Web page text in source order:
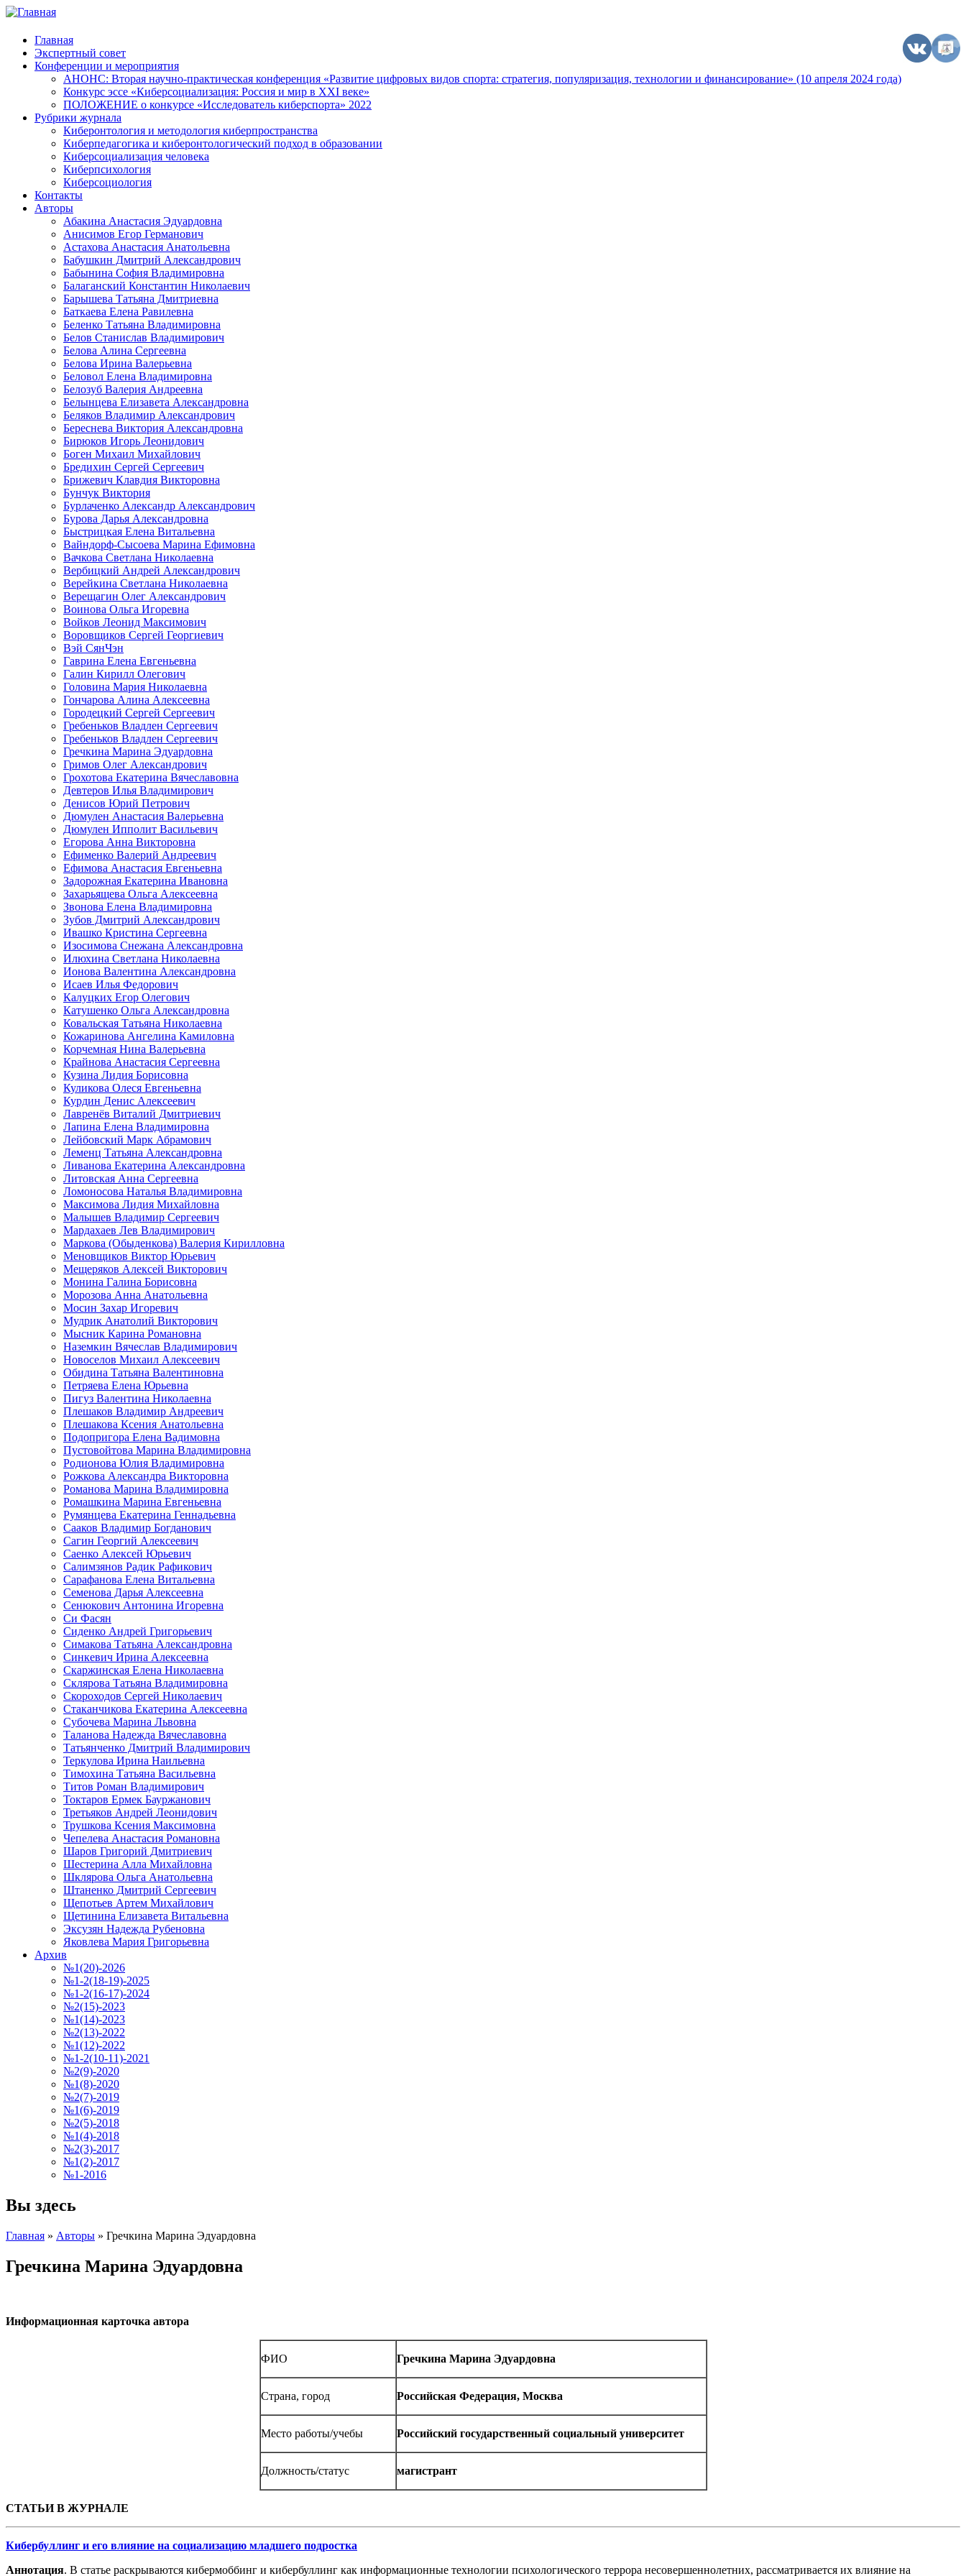
Главная
Экспертный совет
Конференции и мероприятия
АНОНС: Вторая научно-практическая конференция «Развитие цифровых видов спорта: стратегия, популяризация, технологии и финансирование» (10 апреля 2024 года)
Конкурс эссе «Киберсоциализация: Россия и мир в XXI веке»
ПОЛОЖЕНИЕ о конкурсе «Исследователь киберспорта» 2022
Рубрики журнала
Киберонтология и методология киберпространства
Киберпедагогика и киберонтологический подход в образовании
Киберсоциализация человека
Киберпсихология
Киберсоциология
Контакты
Авторы
Абакина Анастасия Эдуардовна
Анисимов Егор Германович
Астахова Анастасия Анатольевна
Бабушкин Дмитрий Александрович
Бабынина София Владимировна
Балаганский Константин Николаевич
Барышева Татьяна Дмитриевна
Баткаева Елена Равилевна
Беленко Татьяна Владимировна
Белов Станислав Владимирович
Белова Алина Сергеевна
Белова Ирина Валерьевна
Беловол Елена Владимировна
Белозуб Валерия Андреевна
Белынцева Елизавета Александровна
Беляков Владимир Александрович
Береснева Виктория Александровна
Бирюков Игорь Леонидович
Боген Михаил Михайлович
Бредихин Сергей Сергеевич
Брижевич Клавдия Викторовна
Бунчук Виктория
Бурлаченко Александр Александрович
Бурова Дарья Александровна
Быстрицкая Елена Витальевна
Вайндорф-Сысоева Марина Ефимовна
Вачкова Светлана Николаевна
Вербицкий Андрей Александрович
Верейкина Светлана Николаевна
Верещагин Олег Александрович
Воинова Ольга Игоревна
Войков Леонид Максимович
Воровщиков Сергей Георгиевич
Вэй СянЧэн
Гаврина Елена Евгеньевна
Галин Кирилл Олегович
Головина Мария Николаевна
Гончарова Алина Алексеевна
Городецкий Сергей Сергеевич
Гребеньков Владлен Сергеевич
Гребеньков Владлен Сергеевич
Гречкина Марина Эдуардовна
Гримов Олег Александрович
Грохотова Екатерина Вячеславовна
Девтеров Илья Владимирович
Денисов Юрий Петрович
Дюмулен Анастасия Валерьевна
Дюмулен Ипполит Васильевич
Егорова Анна Викторовна
Ефименко Валерий Андреевич
Ефимова Анастасия Евгеньевна
Задорожная Екатерина Ивановна
Захарьящева Ольга Алексеевна
Звонова Елена Владимировна
Зубов Дмитрий Александрович
Ивашко Кристина Сергеевна
Изосимова Снежана Александровна
Илюхина Светлана Николаевна
Ионова Валентина Александровна
Исаев Илья Федорович
Калуцких Егор Олегович
Катушенко Ольга Александровна
Ковальская Татьяна Николаевна
Кожаринова Ангелина Камиловна
Корчемная Нина Валерьевна
Крайнова Анастасия Сергеевна
Кузина Лидия Борисовна
Куликова Олеся Евгеньевна
Курдин Денис Алексеевич
Лавренёв Виталий Дмитриевич
Лапина Елена Владимировна
Лейбовский Марк Абрамович
Леменц Татьяна Александровна
Ливанова Екатерина Александровна
Литовская Анна Сергеевна
Ломоносова Наталья Владимировна
Максимова Лидия Михайловна
Малышев Владимир Сергеевич
Мардахаев Лев Владимирович
Маркова (Обыденкова) Валерия Кирилловна
Меновщиков Виктор Юрьевич
Мещеряков Алексей Викторович
Монина Галина Борисовна
Морозова Анна Анатольевна
Мосин Захар Игоревич
Мудрик Анатолий Викторович
Мысник Карина Романовна
Наземкин Вячеслав Владимирович
Новоселов Михаил Алексеевич
Обидина Татьяна Валентиновна
Петряева Елена Юрьевна
Пигуз Валентина Николаевна
Плешаков Владимир Андреевич
Плешакова Ксения Анатольевна
Подопригора Елена Вадимовна
Пустовойтова Марина Владимировна
Родионова Юлия Владимировна
Рожкова Александра Викторовна
Романова Марина Владимировна
Ромашкина Марина Евгеньевна
Румянцева Екатерина Геннадьевна
Сааков Владимир Богданович
Сагин Георгий Алексеевич
Саенко Алексей Юрьевич
Салимзянов Радик Рафикович
Сарафанова Елена Витальевна
Семенова Дарья Алексеевна
Сенюкович Антонина Игоревна
Си Фасян
Сиденко Андрей Григорьевич
Симакова Татьяна Александровна
Синкевич Ирина Алексеевна
Скаржинская Елена Николаевна
Склярова Татьяна Владимировна
Скороходов Сергей Николаевич
Стаканчикова Екатерина Алексеевна
Субочева Марина Львовна
Таланова Надежда Вячеславовна
Татьянченко Дмитрий Владимирович
Теркулова Ирина Наильевна
Тимохина Татьяна Васильевна
Титов Роман Владимирович
Токтаров Ермек Бауржанович
Третьяков Андрей Леонидович
Трушкова Ксения Максимовна
Чепелева Анастасия Романовна
Шаров Григорий Дмитриевич
Шестерина Алла Михайловна
Шклярова Ольга Анатольевна
Штаненко Дмитрий Сергеевич
Щепотьев Артем Михайлович
Щетинина Елизавета Витальевна
Эксузян Надежда Рубеновна
Яковлева Мария Григорьевна
Архив
№1(20)-2026
№1-2(18-19)-2025
№1-2(16-17)-2024
№2(15)-2023
№1(14)-2023
№2(13)-2022
№1(12)-2022
№1-2(10-11)-2021
№2(9)-2020
№1(8)-2020
№2(7)-2019
№1(6)-2019
№2(5)-2018
№1(4)-2018
№2(3)-2017
№1(2)-2017
№1-2016
Вы здесь
Главная » Авторы » Гречкина Марина Эдуардовна
Гречкина Марина Эдуардовна
Информационная карточка автора
ФИО Гречкина Марина Эдуардовна
Страна, город Российская Федерация, Москва
Место работы/учебы Российский государственный социальный университет
Должность/статус магистрант
СТАТЬИ В ЖУРНАЛЕ
Кибербуллинг и его влияние на социализацию младшего подростка
Аннотация. В статье раскрываются кибермоббинг и кибербуллинг как информационные технологии психологического террора несовершеннолетних, рассматривается их влияние на